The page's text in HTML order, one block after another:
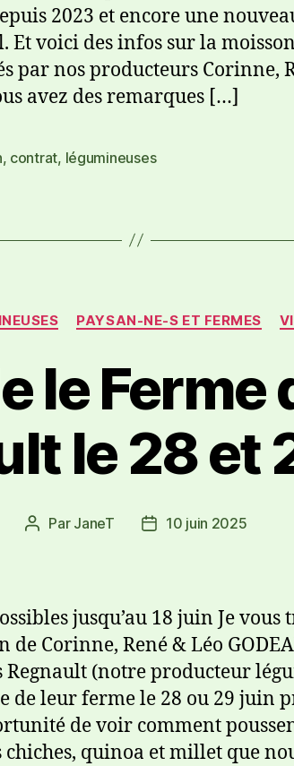
2023 et encore une
voici des infos sur la
par nos producteurs Corinne,
avez des remarques […]
, contrat, légumineuses
PAYSAN-NE-S ET FERMES
le Ferme
le 28 et
Par JaneT 10 juin 2025
jusqu’au 18 juin Je vous
de Corinne, René & Léo
Regnault (notre producteur
de leur ferme le 28 ou 29 juin
de voir comment
chiches, quinoa et millet que